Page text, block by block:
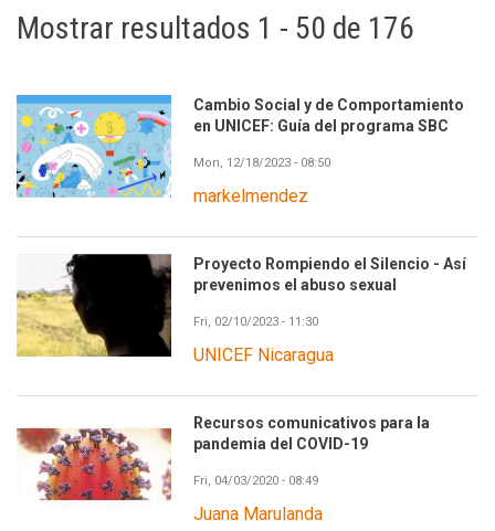
Mostrar resultados 1 - 50 de 176
Cambio Social y de Comportamiento
en UNICEF: Guía del programa SBC
Mon, 12/18/2023 - 08:50
markelmendez
Proyecto Rompiendo el Silencio - Así
prevenimos el abuso sexual
Fri, 02/10/2023 - 11:30
UNICEF Nicaragua
Recursos comunicativos para la
pandemia del COVID-19
Fri, 04/03/2020 - 08:49
Juana Marulanda